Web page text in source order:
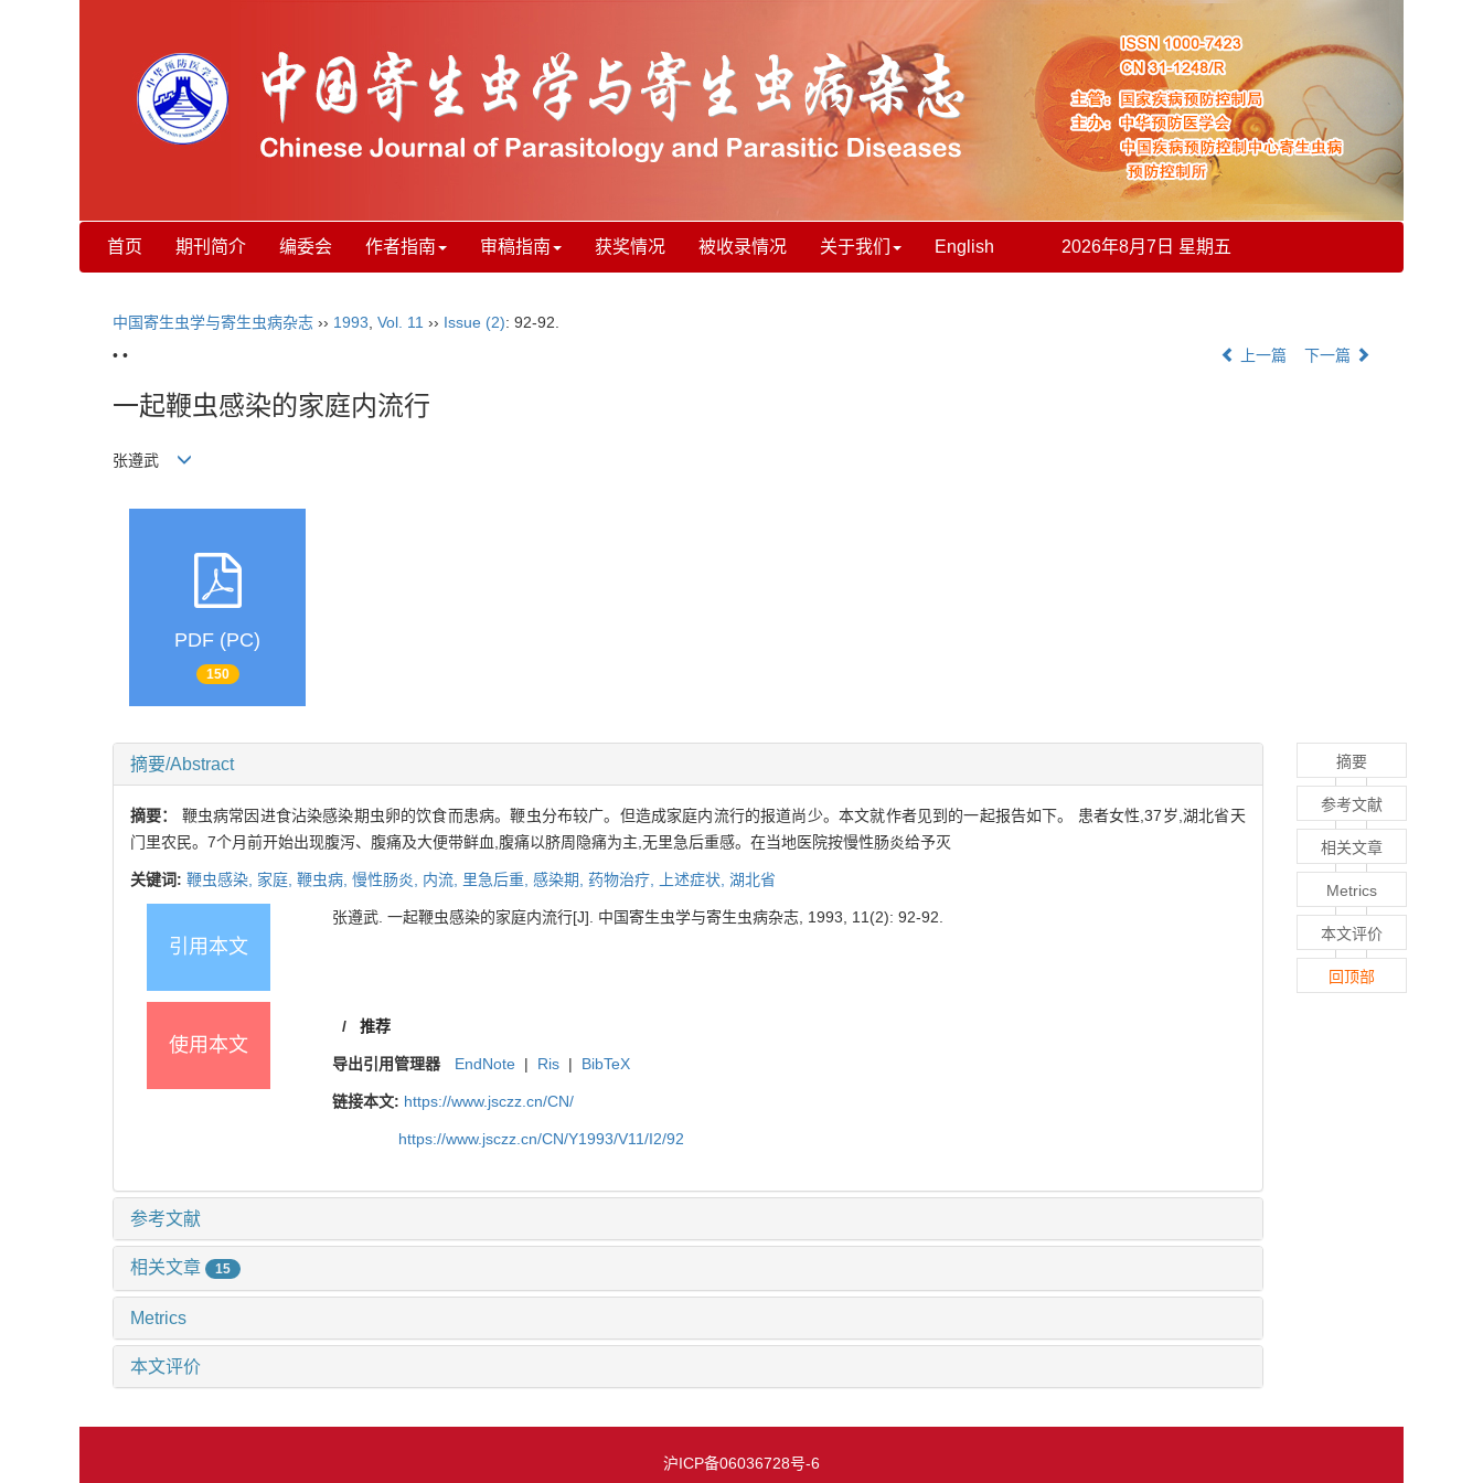
首页 期刊简介 编委会 作者指南 审稿指南 获奖情况 被收录情况 关于我们 English 2026年8月7日 星期五
中国寄生虫学与寄生虫病杂志 ›› 1993 Vol. 11 ›› Issue (2): 92-92.
• •
上一篇 下一篇
一起鞭虫感染的家庭内流行
张遵武
PDF (PC)
150
摘要/Abstract
摘要： 鞭虫病常因进食沾染感染期虫卵的饮食而患病。鞭虫分布较广。但造成家庭内流行的报道尚少。本文就作者见到的一起报告如下。 患者女性,37岁,湖北省天
门里农民。7个月前开始出现腹泻、腹痛及大便带鲜血,腹痛以脐周隐痛为主,无里急后重感。在当地医院按慢性肠炎给予灭
关键词: 鞭虫感染, 家庭, 鞭虫病, 慢性肠炎, 内流, 里急后重, 感染期, 药物治疗, 上述症状, 湖北省
引用本文
张遵武. 一起鞭虫感染的家庭内流行[J]. 中国寄生虫学与寄生虫病杂志, 1993, 11(2): 92-92.
使用本文
/ 推荐
导出引用管理器 EndNote | Ris | BibTeX
链接本文: https://www.jsczz.cn/CN/
https://www.jsczz.cn/CN/Y1993/V11/I2/92
参考文献
相关文章 15
Metrics
本文评价
摘要
参考文献
相关文章
Metrics
本文评价
回顶部
沪ICP备06036728号-6